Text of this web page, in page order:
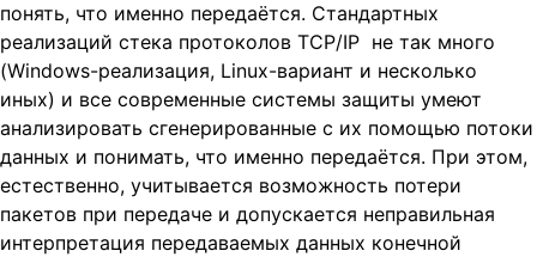
понять, что именно передаётся. Стандартных
реализаций стека протоколов TCP/IP не так много
(Windows-реализация, Linux-вариант и несколько
иных) и все современные системы защиты умеют
анализировать сгенерированные с их помощью потоки
данных и понимать, что именно передаётся. При этом,
естественно, учитывается возможность потери
пакетов при передаче и допускается неправильная
интерпретация передаваемых данных конечной